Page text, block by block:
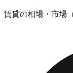
賃貸の相場・市場